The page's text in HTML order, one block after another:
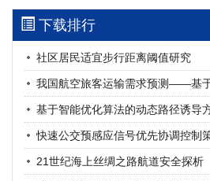
2026, 12(3): 190-201.https://
9931.2026.03.015
摘要 (21) HTML(20)
交能融合背景下零碳货运走廊利益主
张海涛, 姚琛, 唐治豪, 谢明辉, 王元庆
2026, 12(3): 202-216.https://
9931.2026.03.016
摘要 (19) HTML(17)
下载排行
社区居民适宜步行距离阈值研究
快速公交预感应信号优先协调控制
21世纪海上丝绸之路航道安全探析